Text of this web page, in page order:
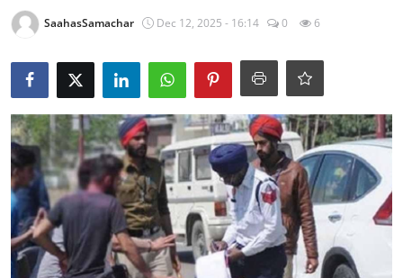
Epaper
धर्म
लाइफस्टाइल
टेक
SaahasSamachar Dec 12, 2025 - 16:14 0 6